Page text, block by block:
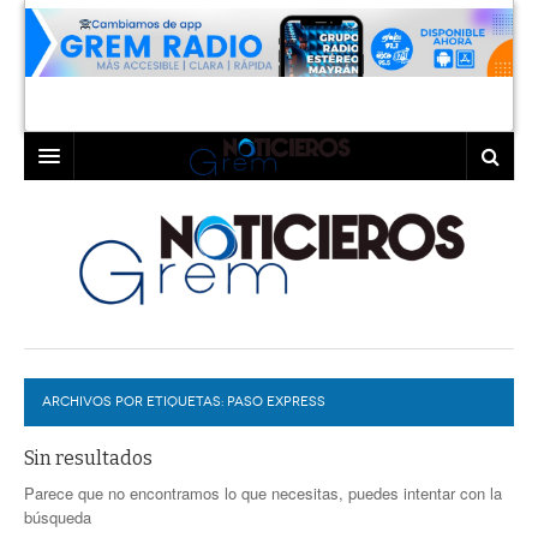
LAGUNA
TORREÓN
GÓMEZ PALACIO
LERDO
COAHUILA
DURANGO
DEPORTES
PROGRAMAS
EXA
COLABORADORES
ARCHIVOS POR ETIQUETAS: PASO EXPRESS
Sin resultados
Parece que no encontramos lo que necesitas, puedes intentar con la
búsqueda